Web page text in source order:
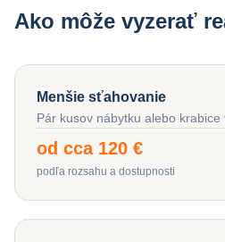
Ako môže vyzerať
Menšie sťahovanie
Pár kusov nábytku alebo krabice
od cca 120 €
podľa rozsahu a dostupnosti